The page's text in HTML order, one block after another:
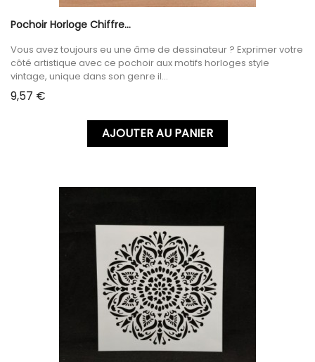
Pochoir Horloge Chiffre...
Vous avez toujours eu une âme de dessinateur ? Exprimer votre
côté artistique avec ce pochoir aux motifs horloges style
vintage, unique dans son genre il...
Prix
9,57 €
AJOUTER AU PANIER